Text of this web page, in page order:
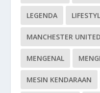
LEGENDA
MANCHESTER UNITED
MENGENAL
MESIN KENDARAAN